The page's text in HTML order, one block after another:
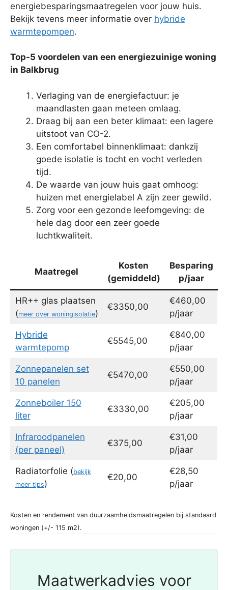
energiebesparingsmaatregelen voor jouw huis.
Bekijk tevens meer informatie over hybride
warmtepompen.
Top-5 voordelen van een energiezuinige woning
in Balkbrug
Verlaging van de energiefactuur: je
maandlasten gaan meteen omlaag.
Draag bij aan een beter klimaat: een lagere
uitstoot van CO-2.
Een comfortabel binnenklimaat: dankzij
goede isolatie is tocht en vocht verleden
tijd.
De waarde van jouw huis gaat omhoog:
huizen met energielabel A zijn zeer gewild.
Zorg voor een gezonde leefomgeving: de
hele dag door een zeer goede
luchtkwaliteit.
Maatregel
Kosten
(gemiddeld)
Besparing
p/jaar
HR++ glas plaatsen
(meer over woningisolatie)
€3350,00
€460,00
p/jaar
Hybride
warmtepomp
€5545,00
€840,00
p/jaar
Zonnepanelen set
10 panelen
€5470,00
€550,00
p/jaar
Zonneboiler 150
liter
€3330,00
€205,00
p/jaar
Infraroodpanelen
(per paneel)
€375,00
€31,00
p/jaar
Radiatorfolie (bekijk
meer tips)
€20,00
€28,50
p/jaar
Kosten en rendement van duurzaamheidsmaatregelen bij standaard
woningen (+/- 115 m2).
Maatwerkadvies voor